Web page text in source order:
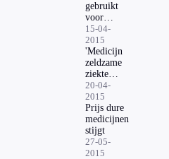
gebruikt
voor
onderzoek
15-04-
2015
'Medicijn
zeldzame
ziekte
moet
goedkoper'
20-04-
2015
Prijs dure
medicijnen
stijgt
27-05-
2015